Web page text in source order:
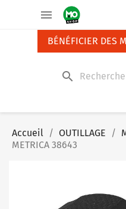

BÉNÉFICIER DES
search
Accueil OUTILLAGE
METRICA 38643
Panneau de gestion des